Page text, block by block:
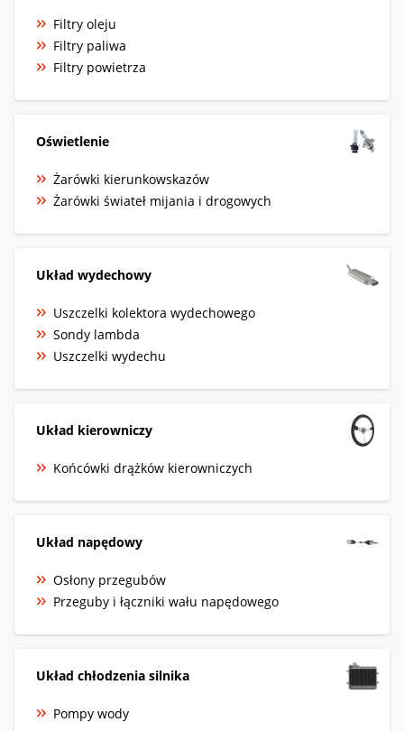
Filtry oleju
Filtry paliwa
Filtry powietrza
Oświetlenie
Żarówki kierunkowskazów
Żarówki świateł mijania i drogowych
Układ wydechowy
Uszczelki kolektora wydechowego
Sondy lambda
Uszczelki wydechu
Układ kierowniczy
Końcówki drążków kierowniczych
Układ napędowy
Osłony przegubów
Przeguby i łączniki wału napędowego
Układ chłodzenia silnika
Pompy wody